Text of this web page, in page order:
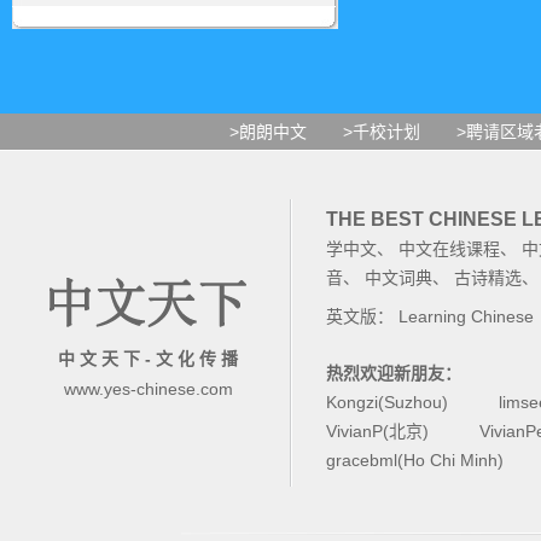
>朗朗中文 >千校计划 >聘请区域
中 文 天 下 - 文 化 传 播
www.yes-chinese.com
THE BEST CHINESE
学中文、 中文在线课程、
音、 中文词典、 古诗精选
英文版： Learning Chinese
热烈欢迎新朋友：
Kongzi(Suzhou)
VivianP(北京)
gracebml(Ho Chi Minh)